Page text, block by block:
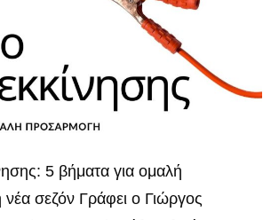
5 βήματα για ομαλή
σεζόν Γράφει ο Γιώργος